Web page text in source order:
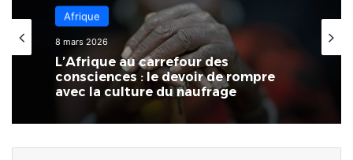
Afrique
8 mars 2026
L’Afrique au carrefour des
consciences : le devoir de rompre
14 février 2026
Côte d’Ivoire : Naya Jarvis Zamblé,